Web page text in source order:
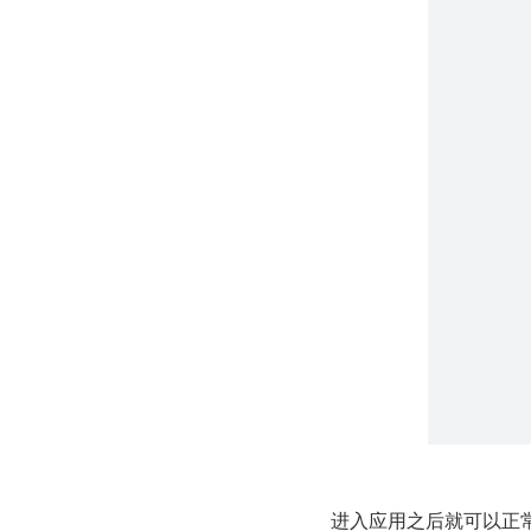
进入应用之后就可以正